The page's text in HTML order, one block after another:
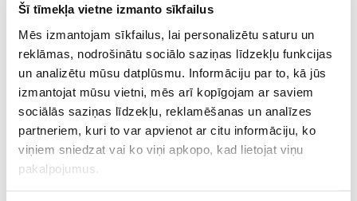
Šī tīmekļa vietne izmanto sīkfailus
Mēs izmantojam sīkfailus, lai personalizētu saturu un
reklāmas, nodrošinātu sociālo saziņas līdzekļu funkcijas
un analizētu mūsu datplūsmu. Informāciju par to, kā jūs
izmantojat mūsu vietni, mēs arī kopīgojam ar saviem
sociālās saziņas līdzekļu, reklamēšanas un analīzes
partneriem, kuri to var apvienot ar citu informāciju, ko
viņiem sniedzat vai ko viņi apkopo, kad lietojat viņu
pakalpojumus.
svarīgas, lai uzlabotos asinsrite un asinīm nebūtu iespējas
sabiezēt.
Tas kā mēs varam atbalstīt topošās dvīņu māmiņas ir lieki
neuzmācoties ar savu izbrīnu un biedēšanu par to, ka pēc
bērniņu piedzimšanas noteikti būs grūts laiks, jo tomēr
jāaprūpē divi zīdainīši. Tā vietā būsim saprotoši,
pieteiksimies palīgos māmiņai grūtos brīžos un
priecāsimies par tik brīnišķīgu notikumu kā divu mazulīšu
gaidības, jo tas patiesi ir brīnums.